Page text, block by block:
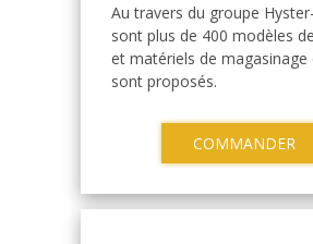
Au travers du groupe
sont plus de 400 modèles
et matériels de magasinage
sont proposés.
COMMANDER